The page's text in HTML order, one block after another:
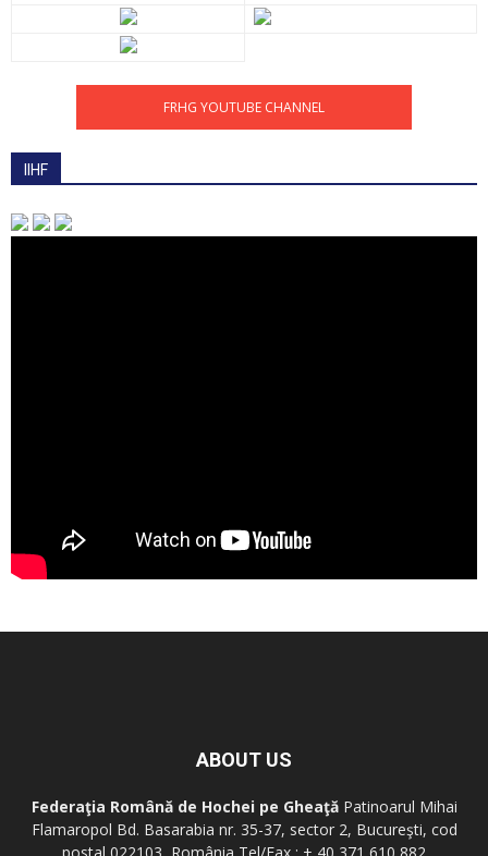
FRHG YOUTUBE CHANNEL
IIHF
ABOUT US
Federaţia Română de Hochei pe GheaţăPatinoarul Mihai
Flamaropol Bd. Basarabia nr. 35-37, sector 2, Bucureşti, cod